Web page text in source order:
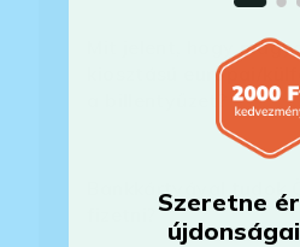
Mit jelent, hogy
kiosztású európai/
Szeretne